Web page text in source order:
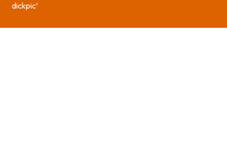
dickpic’